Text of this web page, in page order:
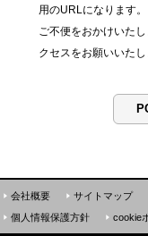
用のURLになります。
ご不便をおかけいた
クセスをお願いいたし
会社概要 サイトマップ
個人情報保護方針
cookie